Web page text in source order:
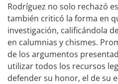
Rodríguez no solo rechazó
también criticó la forma en
investigación, calificándola
en calumnias y chismes.
de los argumentos
utilizar todos los recursos
defender su honor, el de su